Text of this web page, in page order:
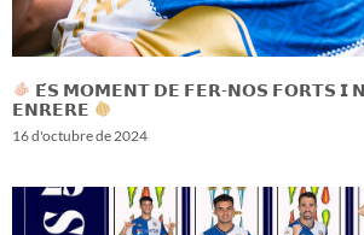
𝗘́𝗦 𝗠𝗢𝗠𝗘𝗡𝗧 𝗗𝗘 𝗙𝗘𝗥-𝗡𝗢𝗦 𝗙𝗢𝗥𝗧𝗦 𝗜
𝗘𝗡𝗥𝗘𝗥𝗘
16 d'octubre de 2024